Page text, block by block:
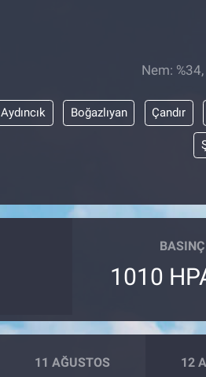
Nem:
Aydıncık Boğazlıyan Çandır
BASINÇ
1010
11 AĞUSTOS 12